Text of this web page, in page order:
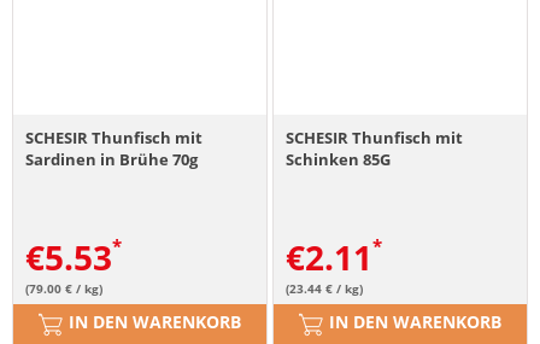
SCHESIR Thunfisch mit
Sardinen in Brühe 70g
€5.53
(79.00 € / kg)
IN DEN WARENKORB
SCHESIR Thunfisch mit
Schinken 85G
€2.11
(23.44 € / kg)
IN DEN WARENKORB